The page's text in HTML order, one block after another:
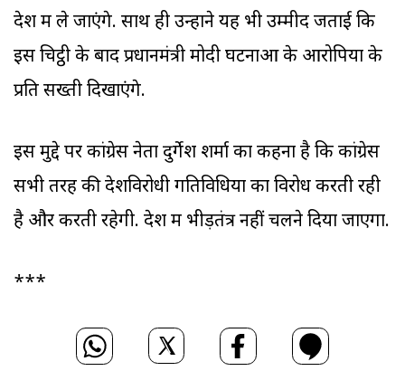
देश में ले जाएंगे. साथ ही उन्होंने यह भी उम्मीद जताई कि
इस चिट्ठी के बाद प्रधानमंत्री मोदी घटनाओं के आरोपियों के
प्रति सख्ती दिखाएंगे.
इस मुद्दे पर कांग्रेस नेता दुर्गेश शर्मा का कहना है कि कांग्रेस
सभी तरह की देशविरोधी गतिविधियों का विरोध करती रही
है और करती रहेगी. देश में भीड़तंत्र नहीं चलने दिया जाएगा.
***